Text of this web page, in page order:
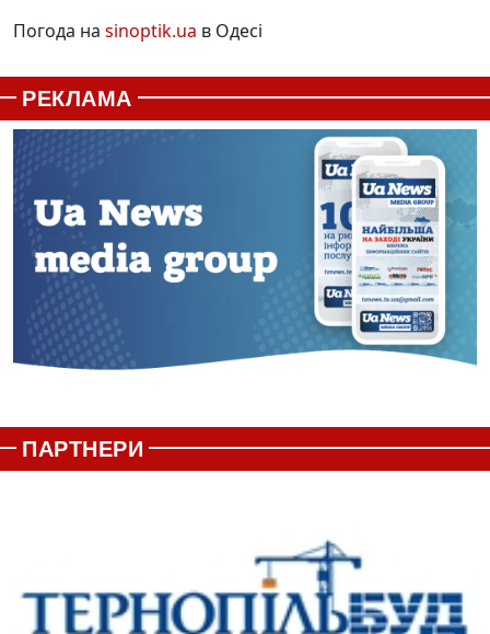
Погода на sinoptik.ua в Одесі
РЕКЛАМА
ПАРТНЕРИ